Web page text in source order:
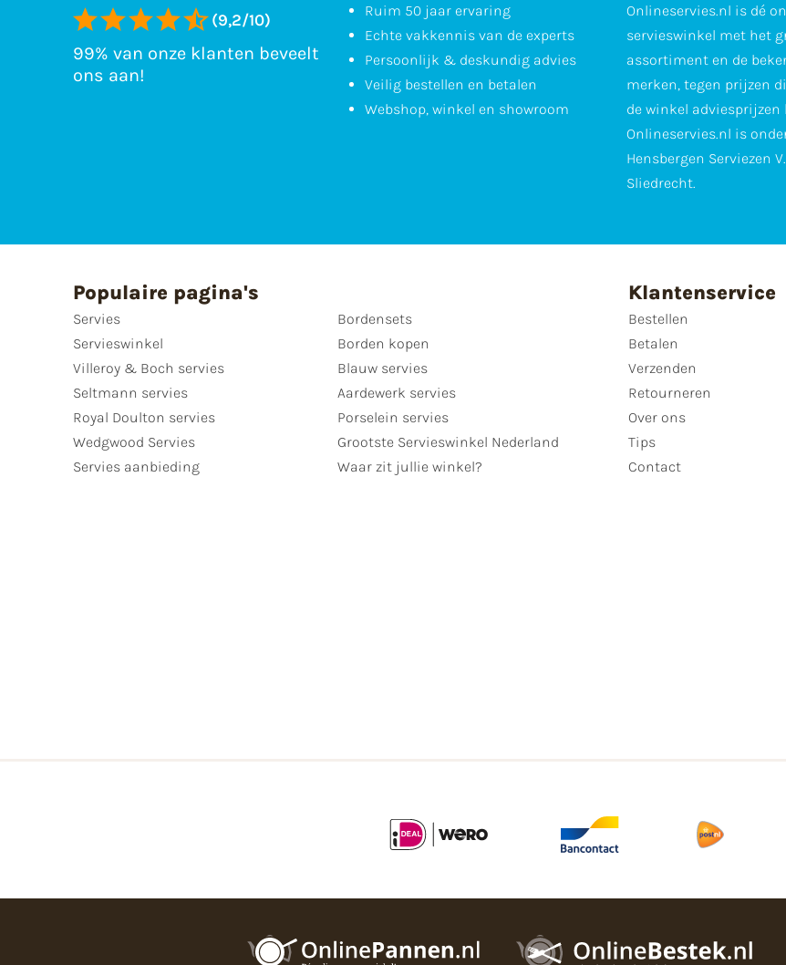
(9,2/10)
99% van onze klanten beveelt
ons aan!
Ruim 50 jaar ervaring
Echte vakkennis van de experts
Persoonlijk & deskundig advies
Veilig bestellen en betalen
Webshop, winkel en showroom
Onlineservies.nl is dé
servieswinkel met het
assortiment en de
merken, tegen prijzen
de winkel adviesprijzen
Onlineservies.nl is
Hensbergen Serviezen
Sliedrecht.
Populaire pagina's
Servies
Servieswinkel
Villeroy & Boch servies
Seltmann servies
Royal Doulton servies
Wedgwood Servies
Servies aanbieding
Bordensets
Borden kopen
Blauw servies
Aardewerk servies
Porselein servies
Grootste Servieswinkel Nederland
Waar zit jullie winkel?
Klantenservice
Bestellen
Betalen
Verzenden
Retourneren
Over ons
Tips
Contact